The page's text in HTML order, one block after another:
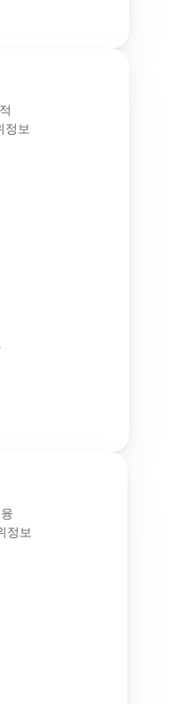
정보
정보